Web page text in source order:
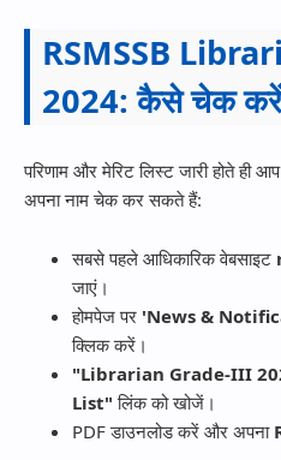
RSMSSB
2024: कैसे चेक
परिणाम और मेरिट लिस्ट जारी होते
अपना नाम चेक कर सकते हैं:
सबसे पहले आधिकारिक वेबसाइट
जाएं।
होमपेज पर 'News &
क्लिक करें।
"Librarian Grade-III
List" लिंक को खोजें।
PDF डाउनलोड करें और अपना